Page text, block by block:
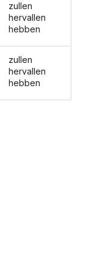
zullen
hervallen
hebben
zullen
hervallen
hebben